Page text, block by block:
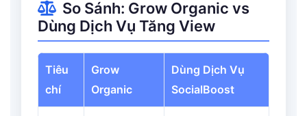
So Sánh: Grow Organic vs
Dùng Dịch Vụ Tăng View
Tiêu
chí
Grow
Organic
Dùng Dịch Vụ
SocialBoost